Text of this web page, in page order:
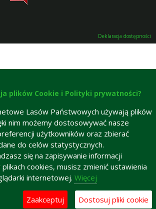
Deklaracja dostępności
plików Cookie i Polityki prywatności?
Lasów Państwowych używają plików
nim możemy dostosowywać nasze
użytkowników oraz zbierać
do celów statystycznych.
się na zapisywanie informacji
cookies, musisz zmienić ustawienia
internetowej. Więcej
Zaakceptuj Dostosuj pliki cookie